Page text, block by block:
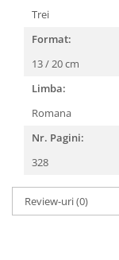
Trei
Format:
13 / 20 cm
Limba:
Romana
Nr. Pagini:
328
Review-uri(0)